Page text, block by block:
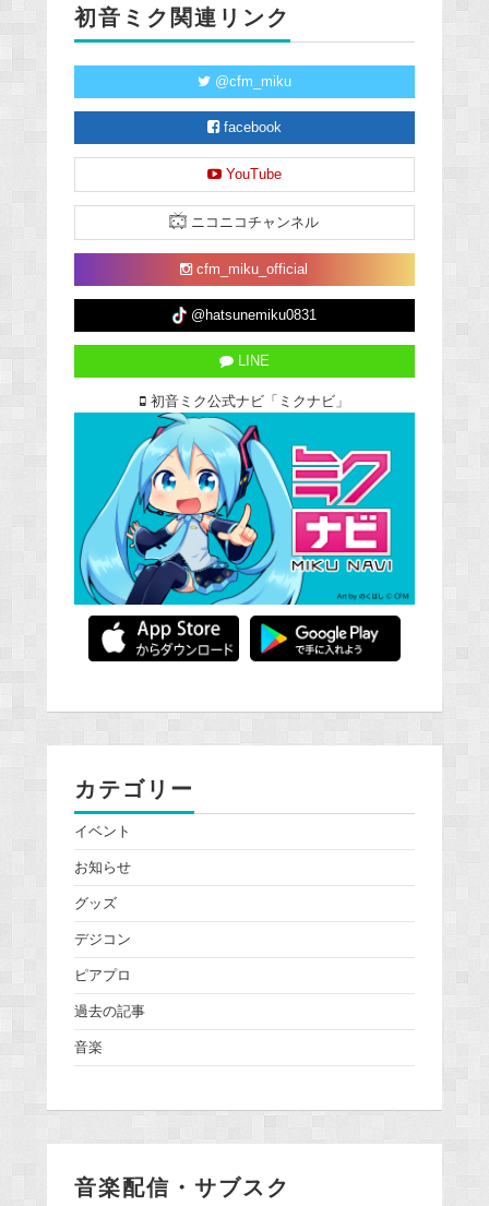
初音ミク関連リンク
@cfm_miku
facebook
YouTube
ニコニコチャンネル
cfm_miku_official
@hatsunemiku0831
LINE
初音ミク公式ナビ「ミクナビ」
カテゴリー
イベント
お知らせ
グッズ
デジコン
ピアプロ
過去の記事
音楽
音楽配信・サブスク